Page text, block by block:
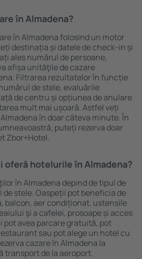
în Almadena?
în Almadena folosind un motor
destinația și datele de check-in și
ales numărul de persoane,
afișa unităţile de cazare
Filtrarea rezultatelor în funcție
de stele, evaluările
de centru și opțiunea de anulare
mult mai ușoară. Astfel veți
în doar câteva minute. În
puteți rezerva doar
Zbor+Hotel.
hotelurile în Almadena?
în Almadena depind de tipul de
de stele. Oaspeții pot beneficia de
balcon, aer condiționat, ustensile
şi a cafelei, prosoape și acces
avea parcare gratuită, pot
sau pot alege un hotel cu
cazare în Almadena la
transport de la aeroport.